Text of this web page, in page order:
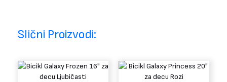
Slični Proizvodi: